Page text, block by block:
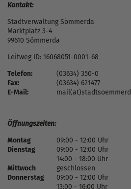
Kontakt:
Stadtverwaltung Sömmerda
Marktplatz 3-4
99610 Sömmerda
Leitweg ID: 16068051-0001-68
Telefon:
(03634) 350-0
Fax:
(03634) 621477
E-Mail:
Öffnungszeiten:
Montag
09:00 - 12:00 Uhr
Dienstag
09:00 - 12:00 Uhr
14:00 - 18:00 Uhr
Mittwoch
geschlossen
Donnerstag
09:00 - 12:00 Uhr
13:00 - 16:00 Uhr